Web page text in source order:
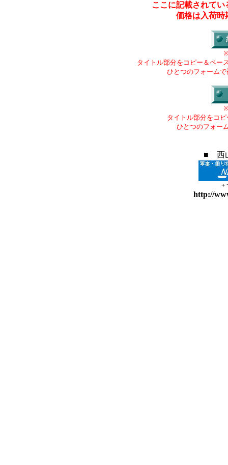
ここに記載されて
価格は入荷時
タイトル部分をコピー＆ペー
ひとつのフォーム
タイトル部分をコ
ひとつのフォー
■ 西
+
http://